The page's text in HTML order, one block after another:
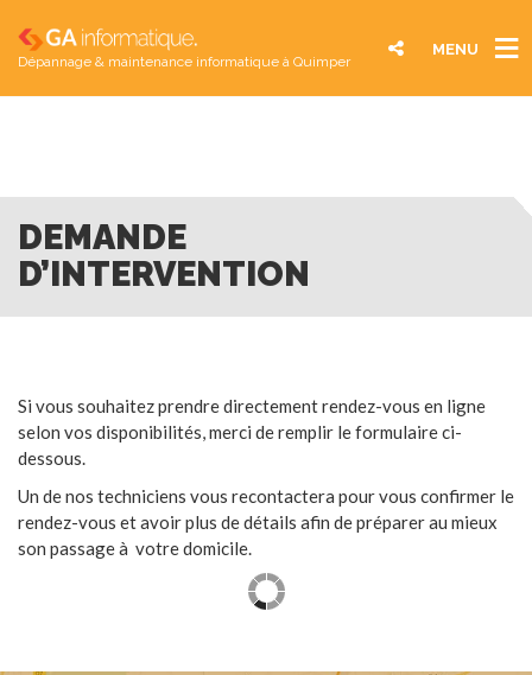
Dépannage & maintenance informatique à Quimper
MENU
DEMANDE
D’INTERVENTION
Si vous souhaitez prendre directement rendez-vous en ligne
selon vos disponibilités, merci de remplir le formulaire ci-
dessous.
Un de nos techniciens vous recontactera pour vous confirmer le
rendez-vous et avoir plus de détails afin de préparer au mieux
son passage à votre domicile.